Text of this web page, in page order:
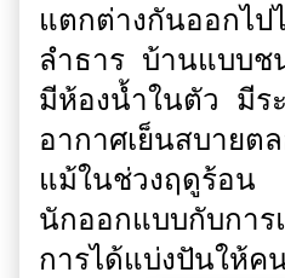
แตกต่างกันออกไ
ลำธาร บ้านแบบ
มีห้องน้ำในตัว มีร
อากาศเย็นสบายต
แม้ในช่วงฤดูร้อน
นักออกแบบกับการ
การได้แบ่งปันให้ค